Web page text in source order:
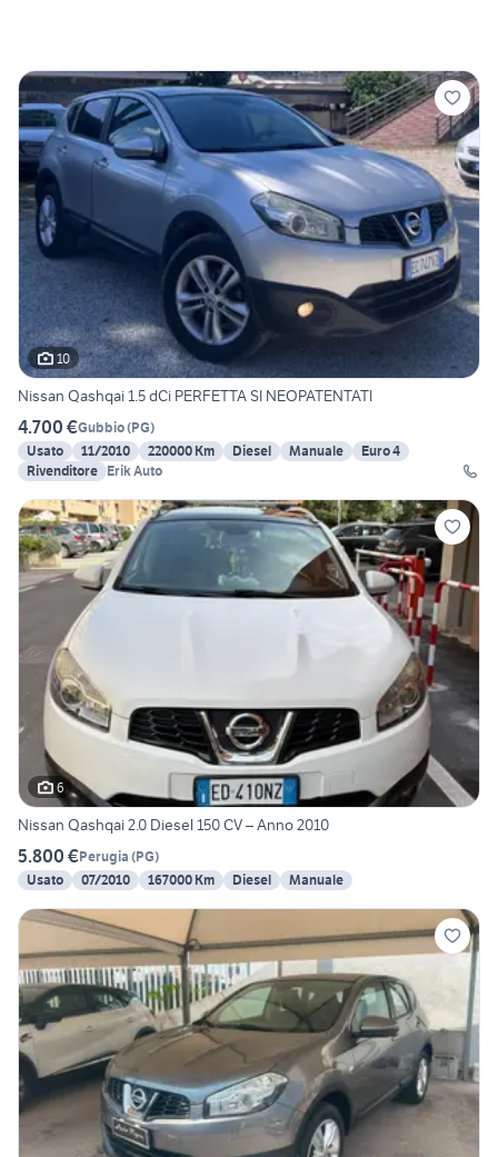
10
Nissan Qashqai 1.5 dCi PERFETTA SI NEOPATENTATI
4.700 €Gubbio(PG)
Usato
11/2010 220000 Km Diesel Manuale
Euro 4
Rivenditore Erik Auto
6
Nissan Qashqai 2.0 Diesel 150 CV – Anno 2010
5.800 €Perugia (PG)
Usato
07/2010 167000 Km Diesel Manuale